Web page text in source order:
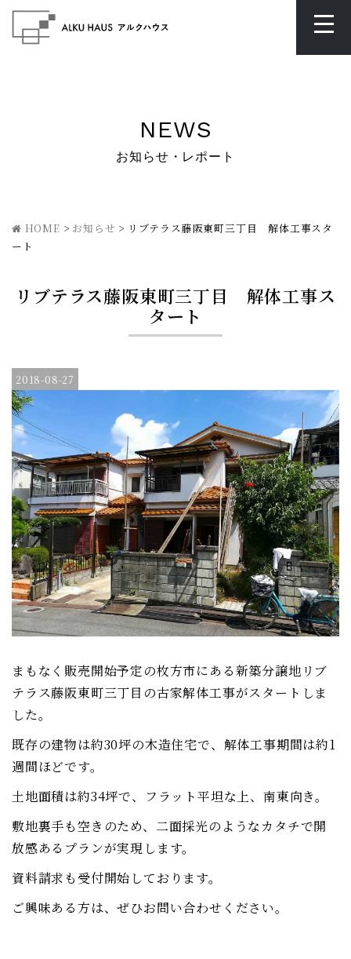
NEWS
お知らせ・レポート
HOME > お知らせ > リブテラス藤阪東町三丁目 解体工事スタ
ート
リブテラス藤阪東町三丁目 解体工事ス
タート
2018-08-27
まもなく販売開始予定の枚方市にある新築分譲地リブ
テラス藤阪東町三丁目の古家解体工事がスタートしま
した。
既存の建物は約30坪の木造住宅で、解体工事期間は約1
週間ほどです。
土地面積は約34坪で、フラット平坦な上、南東向き。
敷地裏手も空きのため、二面採光のようなカタチで開
放感あるプランが実現します。
資料請求も受付開始しております。
ご興味ある方は、ぜひお問い合わせください。